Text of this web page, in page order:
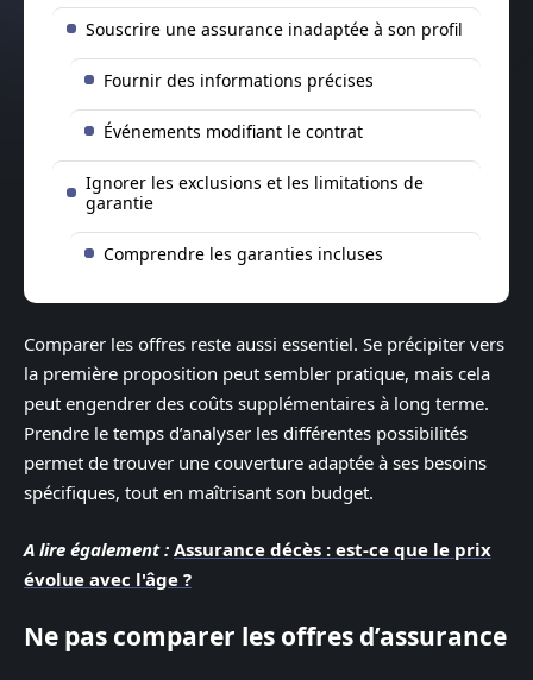
Souscrire une assurance inadaptée à son profil
Fournir des informations précises
Événements modifiant le contrat
Ignorer les exclusions et les limitations de
garantie
Comprendre les garanties incluses
Comparer les offres reste aussi essentiel. Se précipiter vers
la première proposition peut sembler pratique, mais cela
peut engendrer des coûts supplémentaires à long terme.
Prendre le temps d’analyser les différentes possibilités
permet de trouver une couverture adaptée à ses besoins
spécifiques, tout en maîtrisant son budget.
A lire également : Assurance décès : est-ce que le prix
évolue avec l'âge ?
Ne pas comparer les offres d’assurance